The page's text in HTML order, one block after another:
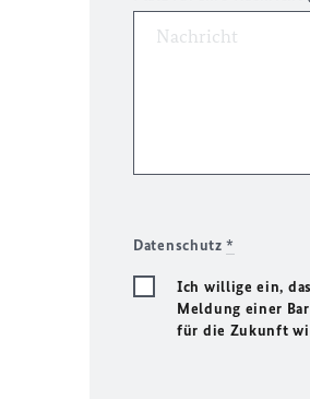
Datenschutz*
Ich willige ein,
Meldung einer
für die Zukunft